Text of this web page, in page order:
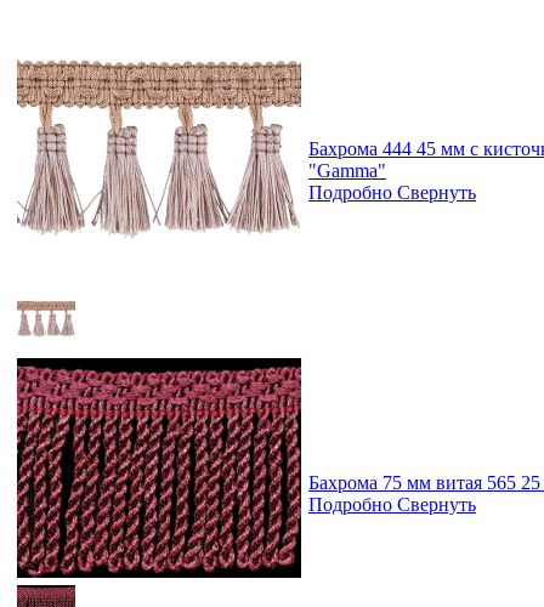
Бахрома 444 45 мм с
"Gamma"
Подробно Свернуть
Бахрома 75 мм витая 565
Подробно Свернуть